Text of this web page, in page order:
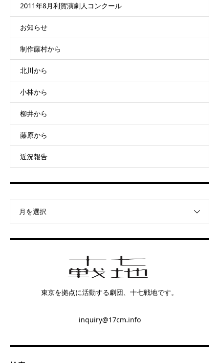
2011年8月利賀演劇人コンクール
お知らせ
制作藤村から
北川から
小林から
柳井から
藤原から
近況報告
月を選択
東京を拠点に活動する劇団、十七戦地です。
inquiry@17cm.info